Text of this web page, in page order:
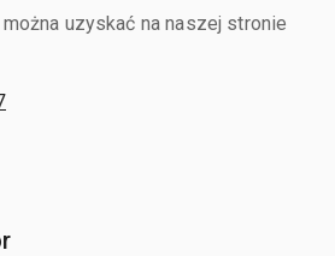
uzyskać na naszej stronie